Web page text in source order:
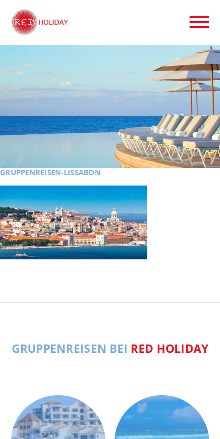
GRUPPENREISEN-LISSABON
GRUPPENREISEN BEI RED HOLIDAY